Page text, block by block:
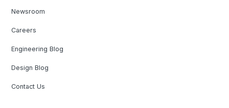
Newsroom
Careers
Engineering Blog
Design Blog
Contact Us